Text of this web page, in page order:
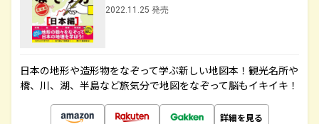
2022.11.25 発売
日本の地形や造形物をなぞって学ぶ新しい地図本！観光名所や
橋、川、湖、半島など旅気分で地図をなぞって脳もイキイキ！
詳細を見る